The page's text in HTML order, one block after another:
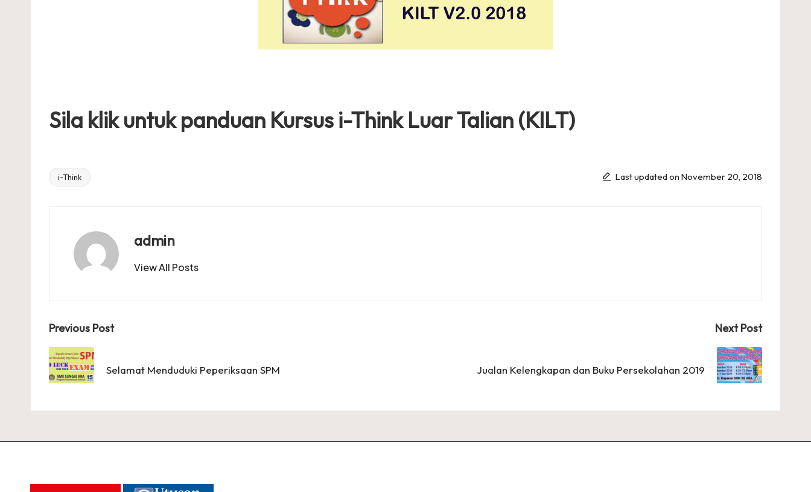
Sila klik untuk panduan Kursus i-Think Luar Talian (KILT)
Tags:
i-Think Last updated on November 20, 2018
admin
View All Posts
Post
navigation
Previous Post
Selamat Menduduki Peperiksaan SPM
Next Post
Jualan Kelengkapan dan Buku Persekolahan 2019